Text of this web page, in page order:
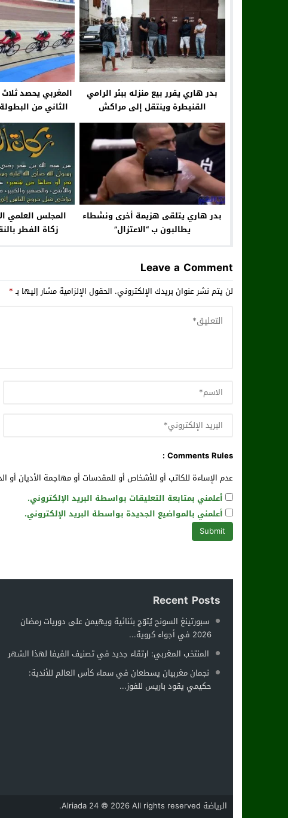
بدر هاري يقرر بيع منزله ببئر الرامي
القنيطرة وينتقل إلى مراكش
المغربي يحصد
الثاني من
على
بدر هاري يتلقى هزيمة أخرى ونشطاء
يطالبون ب “الاعتزال”
المجلس العلمي
زكاة الفطر
Leave a Comment
لن يتم نشر عنوان بريدك الإلكتروني. الحقول الإلزامية مشار إليها بـ*
Comments Rules :
عدم الإساءة للكاتب أو للأشخاص أو للمقدسات أو مهاجمة الأديان أو
أعلمني بمتابعة التعليقات بواسطة البريد الإلكتروني.
أعلمني بالمواضيع الجديدة بواسطة البريد الإلكتروني.
Recent Posts
سبورتينغ السونح يُتوّج بثنائية ويهيمن على دوريات رمضان
2026 في أجواء كروية...
المنتخب المغربي: ارتقاء جديد في تصنيف الفيفا لهذا الشهر
نجمان مغربيان يسطعان في سماء كأس العالم للأندية:
حكيمي يقود باريس للفوز...
الرياضة Alriada 24 © 2026 All rights reserved.